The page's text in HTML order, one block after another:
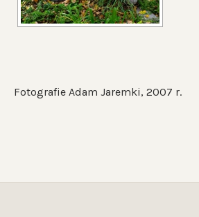
Fotografie Adam Jaremki, 2007 r.